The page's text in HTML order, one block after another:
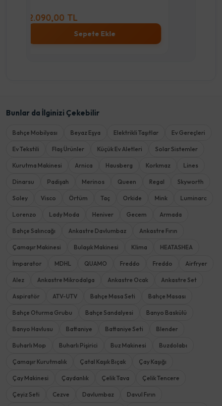
5.290,00 TL
Sepete Ekle
Bunlar da İlginizi Çekebilir
Bahçe Mobilyası Beyaz Eşya Elektrikli Taşıtlar Ev Gereçleri
Ev Tekstili Flaş Ürünler Küçük Ev Aletleri Solar Sistemler
Kurutma Makinesi Arnica Hausberg Korkmaz Lines
Dinarsu Padişah Merinos Queen Regal Skyworth
Soley Visco Örtüm Taç Orkide Mink Luminarc
Lorenzo Lady Moda Heniver Gecem Armada
Bahçe Salıncağı Ankastre Davlumbaz Ankastre Fırın
Çamaşır Makinesi Bulaşık Makinesi Klima HEATASHEA
İmparator MDHL QUAMO Freddo Freddo Airfryer
Alez Ankastre Mikrodalga Ankastre Ocak Ankastre Set
Aspiratör ATV-UTV Bahçe Masa Seti Bahçe Masası
Bahçe Oturma Grubu Bahçe Sandalyesi Banyo Baskülü
Banyo Havlusu Battaniye Battaniye Seti Blender
Buharlı Mop Buharlı Pişirici Buz Makinesi Buzdolabı
Çamaşır Kurutmalık Çatal Kaşık Bıçak Çay Kaşığı
Çay Makinesi Çaydanlık Çelik Tava Çelik Tencere
Çeyiz Seti Cezve Davlumbaz Davul Fırın